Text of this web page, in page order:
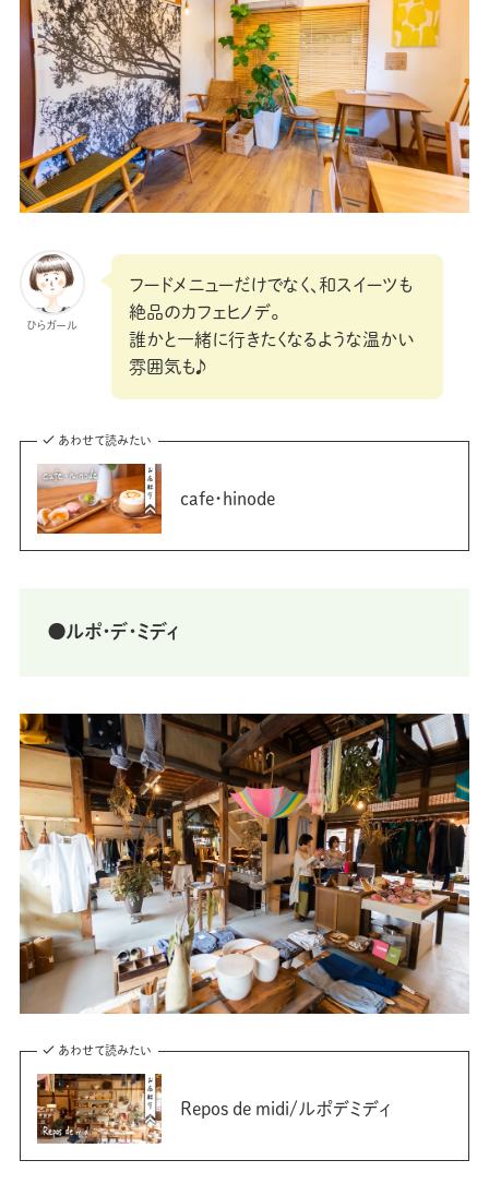
ひらガール
フードメニューだけでなく、和スイーツも
絶品のカフェヒノデ。
誰かと一緒に行きたくなるような温かい
雰囲気も♪
あわせて読みたい
cafe・hinode
⚫ルポ・デ・ミディ
あわせて読みたい
Repos de midi/ルポデミディ